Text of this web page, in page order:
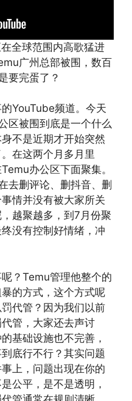
全球范围内高歌猛进
广州总部被围，数百
要完蛋了？
YouTube频道。今天
区被围到底是一个什么
不是近期才开始突然
在这两个月多月里
办公区下面聚集。
去删评论、删抖音、删
情并没有被大家所关
越聚越多，到7月份聚
没有控制好情绪，冲
？Temu管理他整个的
的方式，这个方式呢
代管？因为我们以前
管，大家还去声讨
基础设施也不完善，
底行不行？其实问题
上，问题出现在你的
公平，是不是透明，